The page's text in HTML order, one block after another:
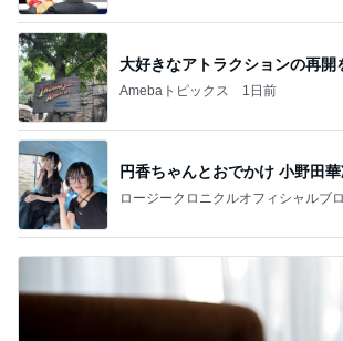
大好きなアトラクションの再開
Amebaトピックス 1日前
円香ちゃんとおでかけ 小野田
ロージークロニクルオフィシャルブ